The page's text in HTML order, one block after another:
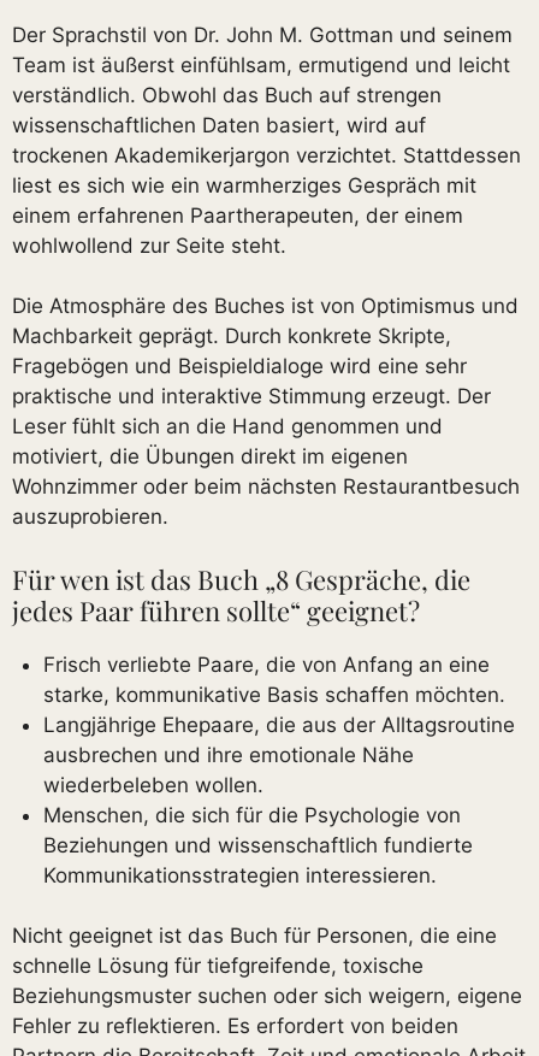
Der Sprachstil von Dr. John M. Gottman und seinem
Team ist äußerst einfühlsam, ermutigend und leicht
verständlich. Obwohl das Buch auf strengen
wissenschaftlichen Daten basiert, wird auf
trockenen Akademikerjargon verzichtet. Stattdessen
liest es sich wie ein warmherziges Gespräch mit
einem erfahrenen Paartherapeuten, der einem
wohlwollend zur Seite steht.
Die Atmosphäre des Buches ist von Optimismus und
Machbarkeit geprägt. Durch konkrete Skripte,
Fragebögen und Beispieldialoge wird eine sehr
praktische und interaktive Stimmung erzeugt. Der
Leser fühlt sich an die Hand genommen und
motiviert, die Übungen direkt im eigenen
Wohnzimmer oder beim nächsten Restaurantbesuch
auszuprobieren.
Für wen ist das Buch „8 Gespräche, die
jedes Paar führen sollte“ geeignet?
Frisch verliebte Paare, die von Anfang an eine
starke, kommunikative Basis schaffen möchten.
Langjährige Ehepaare, die aus der Alltagsroutine
ausbrechen und ihre emotionale Nähe
wiederbeleben wollen.
Menschen, die sich für die Psychologie von
Beziehungen und wissenschaftlich fundierte
Kommunikationsstrategien interessieren.
Nicht geeignet ist das Buch für Personen, die eine
schnelle Lösung für tiefgreifende, toxische
Beziehungsmuster suchen oder sich weigern, eigene
Fehler zu reflektieren. Es erfordert von beiden